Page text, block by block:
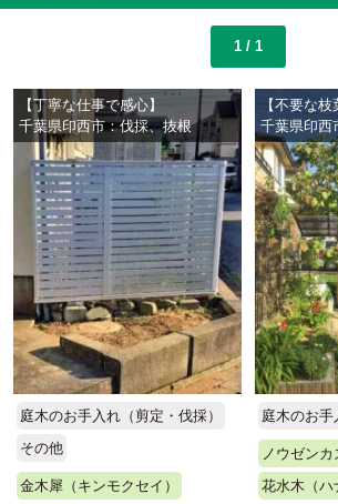
1 / 1
【丁寧な仕事で感心】
千葉県印西市：伐採、抜根
庭木のお手入れ（剪定・伐採）
その他
金木犀（キンモクセイ）
【不要な
千葉県印西
庭木のお手
ノウゼンカ
花水木（ハ